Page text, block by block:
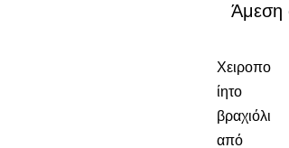
Άμεση
Χειροπο
ίητο
βραχιόλι
από